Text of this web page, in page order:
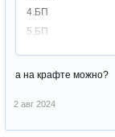
4.БП
5.БП
7.СОРК
9.бд
Набор гладов
а на крафте можно?
2 авг 2024